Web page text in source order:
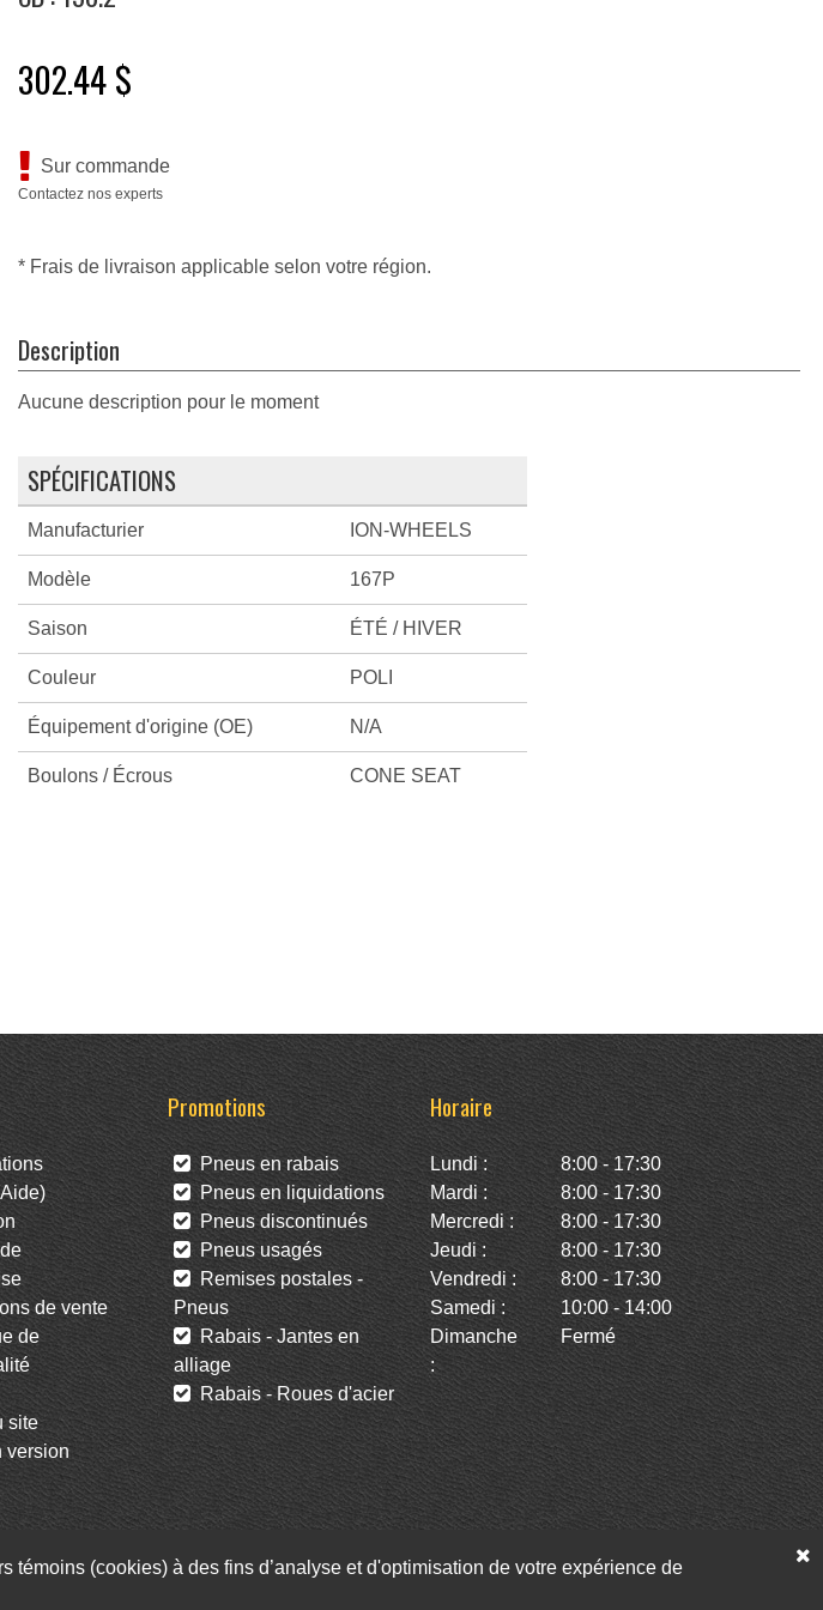
302.44 $
Sur commande
Contactez nos experts
* Frais de livraison applicable selon votre région.
Description
Aucune description pour le moment
SPÉCIFICATIONS
Manufacturier ION-WHEELS
Modèle 167P
Saison ÉTÉ / HIVER
Couleur POLI
Équipement d'origine (OE) N/A
Boulons / Écrous CONE SEAT
de vente
de
site
Promotions
Pneus en rabais
Pneus en liquidations
Pneus discontinués
Pneus usagés
Remises postales -
Pneus
Rabais - Jantes en
alliage
Rabais - Roues d'acier
Horaire
Lundi :
8:00 - 17:30
Mardi :
8:00 - 17:30
Mercredi :
8:00 - 17:30
Jeudi :
8:00 - 17:30
Vendredi :
8:00 - 17:30
Samedi :
10:00 - 14:00
Dimanche
:
Fermé
Twitter Infolettre
(cookies) à des fins d’analyse et d'optimisation de votre expérience de